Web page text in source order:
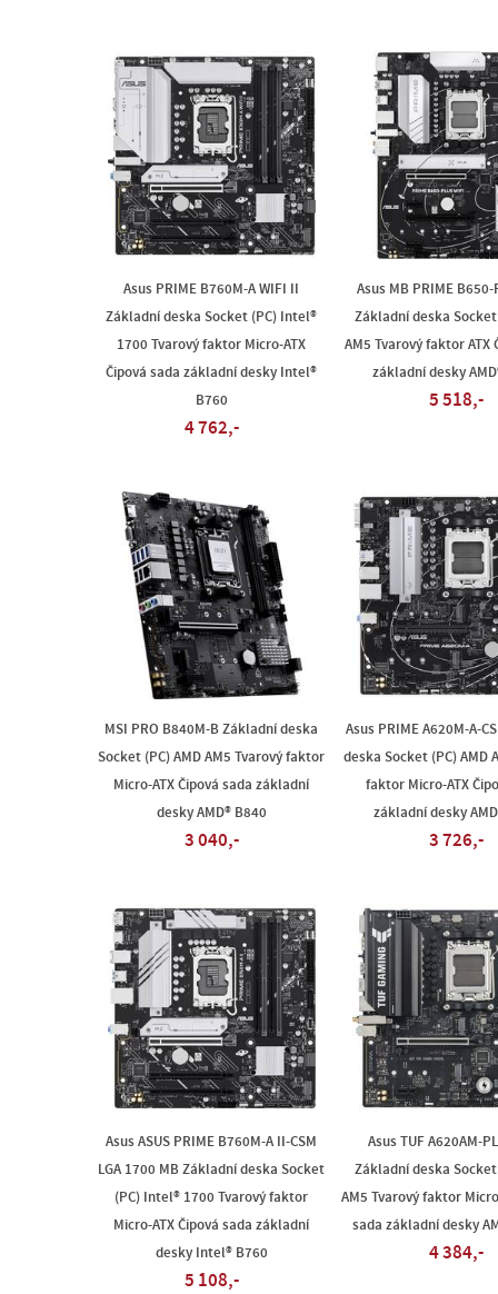
Asus PRIME B760M-A WIFI II
Základní deska Socket (PC) Intel®
1700 Tvarový faktor Micro-ATX
Čipová sada základní desky Intel®
B760
4 762,-
Asus MB PRIME B650-
Základní deska Socket
AM5 Tvarový faktor ATX
základní desky
5 518,-
MSI PRO B840M-B Základní deska
Socket (PC) AMD AM5 Tvarový faktor
Micro-ATX Čipová sada základní
desky AMD® B840
3 040,-
Asus PRIME A620M-A-
deska Socket (PC) AMD
faktor Micro-ATX
základní desky
3 726,-
Asus ASUS PRIME B760M-A II-CSM
LGA 1700 MB Základní deska Socket
(PC) Intel® 1700 Tvarový faktor
Micro-ATX Čipová sada základní
desky Intel® B760
5 108,-
Asus TUF A620AM-
Základní deska Socket
AM5 Tvarový faktor
sada základní desky
4 384,-